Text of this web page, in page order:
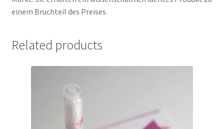
einem Bruchteil des Preises.
Related products